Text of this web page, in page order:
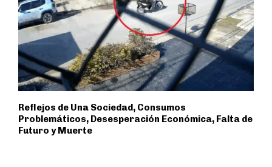
Reflejos de Una Sociedad, Consumos
Problemáticos, Desesperación Económica, Falta de
Futuro y Muerte